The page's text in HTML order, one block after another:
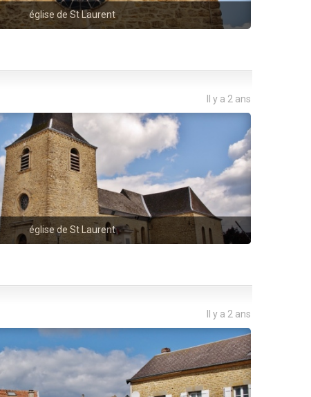
église de St Laurent
Il y a 2 ans
église de St Laurent
Il y a 2 ans